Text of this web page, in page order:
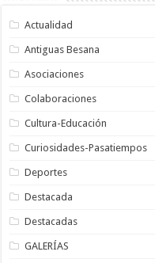
Actualidad
Antiguas Besana
Asociaciones
Colaboraciones
Cultura-Educación
Curiosidades-Pasatiempos
Deportes
Destacada
Destacadas
GALERÍAS